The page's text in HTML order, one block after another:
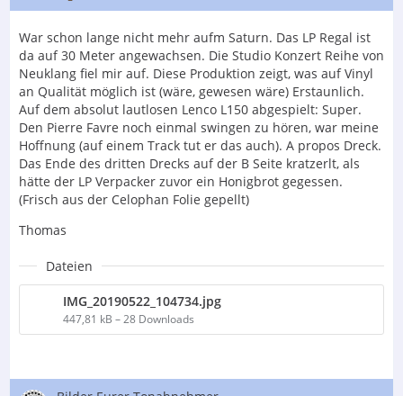
War schon lange nicht mehr aufm Saturn. Das LP Regal ist
da auf 30 Meter angewachsen. Die Studio Konzert Reihe von
Neuklang fiel mir auf. Diese Produktion zeigt, was auf Vinyl
an Qualität möglich ist (wäre, gewesen wäre) Erstaunlich.
Auf dem absolut lautlosen Lenco L150 abgespielt: Super.
Den Pierre Favre noch einmal swingen zu hören, war meine
Hoffnung (auf einem Track tut er das auch). A propos Dreck.
Das Ende des dritten Drecks auf der B Seite kratzerlt, als
hätte der LP Verpacker zuvor ein Honigbrot gegessen.
(Frisch aus der Celophan Folie gepellt)
Thomas
Dateien
IMG_20190522_104734.jpg
447,81 kB – 28 Downloads